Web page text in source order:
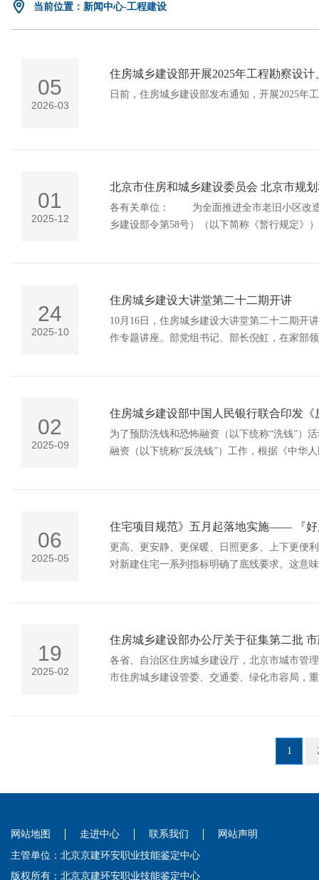
当前位置：新闻中心-工程建设
05
2026-03
住房城乡建设部开展2025年工程勘察设
日前，住房城乡建设部发布通知，开展2025年
01
2025-12
各有关单位： 为全面推进全市老旧小区改造工作，根据《建设工程消防设计审查验收管理暂行规定》（住房和城
乡建设部令第58号）（以下简称《暂行规定》
24
2025-10
住房城乡建设大讲堂第二十二期开讲
10月16日，住房城乡建设大讲堂第二十二期
作专题讲座。部党组书记、部长倪虹，在家部领导出席，副部长李
02
2025-09
住房城乡建设部中国人民银行联合印发
为了预防洗钱和恐怖融资（以下统称“洗钱”）
融资（以下统称“反洗钱”）工作，根据《中华
06
2025-05
住宅项目规范》五月起落地实施—— 『好
更高、更安静、更保暖、日照更多、上下更
对新建住宅一系列指标明确了底线要求。这意
19
2025-02
住房城乡建设部办公厅关于征集第二批
各省、自治区住房城乡建设厅，北京市城市管
市住房城乡建设管委、交通委、绿化市容局，
1
网站地图 走进中心 联系我们
网站声明
主管单位：北京京建环安职业技能鉴定中心
版权所有：北京京建环安职业技能鉴定中心